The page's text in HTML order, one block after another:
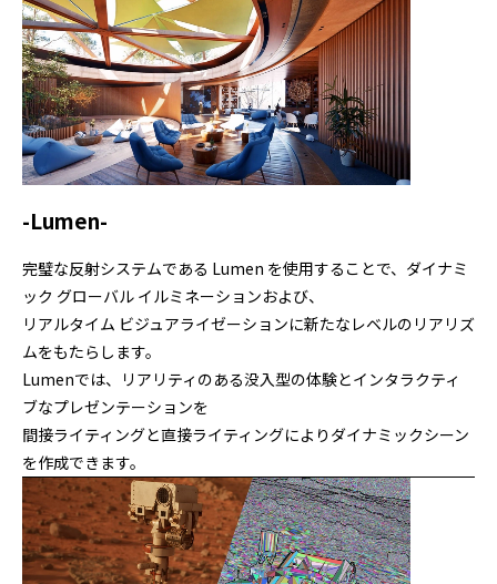
-Lumen-
完璧な反射システムである Lumen を使用することで、ダイナミ
ック グローバル イルミネーションおよび、
リアルタイム ビジュアライゼーションに新たなレベルのリアリズ
ムをもたらします。
Lumenでは、リアリティのある没入型の体験とインタラクティ
ブなプレゼンテーションを
間接ライティングと直接ライティングによりダイナミックシーン
を作成できます。